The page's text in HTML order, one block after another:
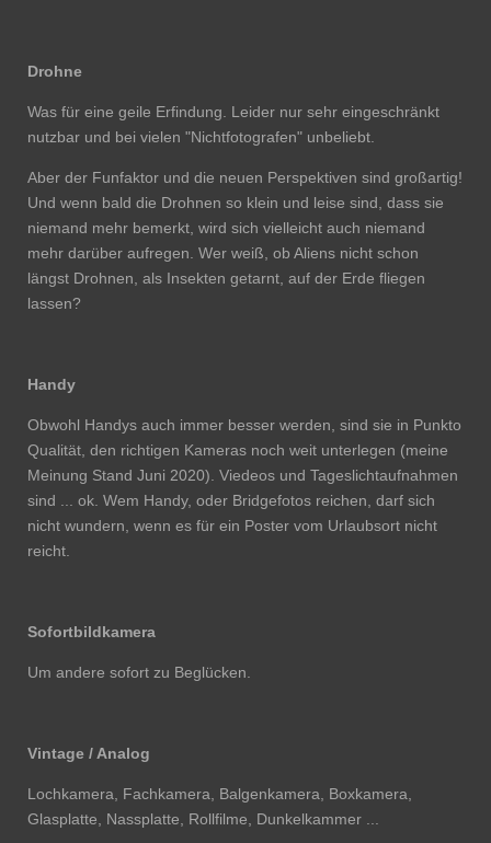
Drohne
Was für eine geile Erfindung. Leider nur sehr eingeschränkt
nutzbar und bei vielen "Nichtfotografen" unbeliebt.
Aber der Funfaktor und die neuen Perspektiven sind großartig!
Und wenn bald die Drohnen so klein und leise sind, dass sie
niemand mehr bemerkt, wird sich vielleicht auch niemand
mehr darüber aufregen. Wer weiß, ob Aliens nicht schon
längst Drohnen, als Insekten getarnt, auf der Erde fliegen
lassen?
Handy
Obwohl Handys auch immer besser werden, sind sie in Punkto
Qualität, den richtigen Kameras noch weit unterlegen (meine
Meinung Stand Juni 2020). Viedeos und Tageslichtaufnahmen
sind ... ok. Wem Handy, oder Bridgefotos reichen, darf sich
nicht wundern, wenn es für ein Poster vom Urlaubsort nicht
reicht.
Sofortbildkamera
Um andere sofort zu Beglücken.
Vintage / Analog
Lochkamera, Fachkamera, Balgenkamera, Boxkamera,
Glasplatte, Nassplatte, Rollfilme, Dunkelkammer ...